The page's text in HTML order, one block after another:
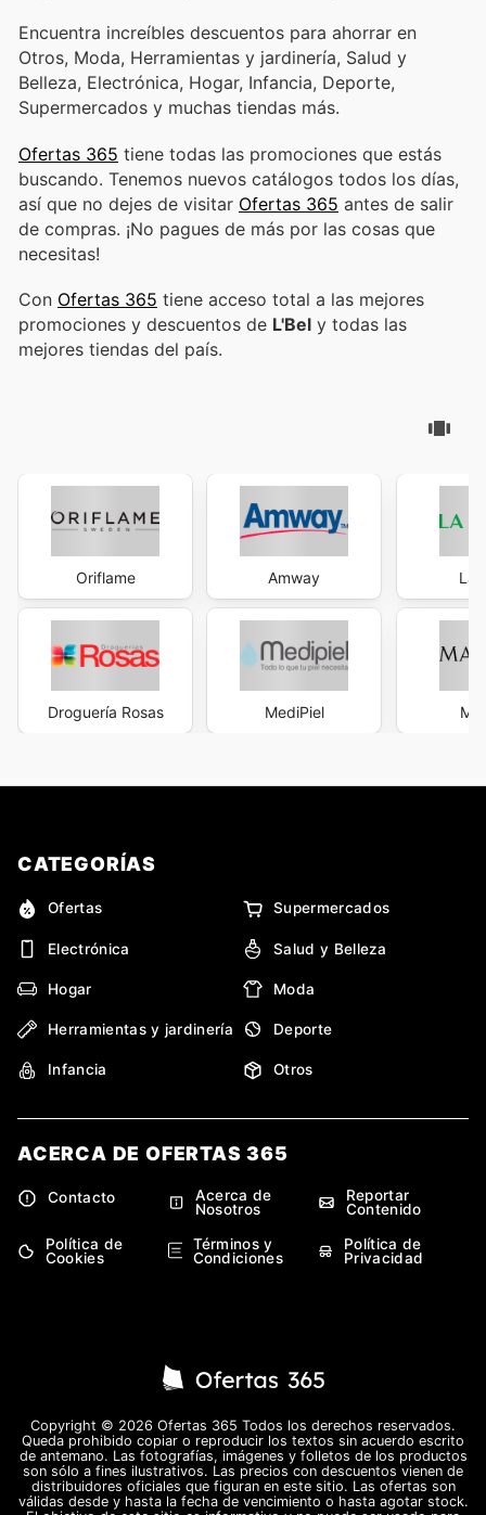
Encuentra increíbles descuentos para ahorrar en
Otros, Moda, Herramientas y jardinería, Salud y
Belleza, Electrónica, Hogar, Infancia, Deporte,
Supermercados y muchas tiendas más.
Ofertas 365 tiene todas las promociones que estás
buscando. Tenemos nuevos catálogos todos los días,
así que no dejes de visitar Ofertas 365 antes de salir
de compras. ¡No pagues de más por las cosas que
necesitas!
Con Ofertas 365 tiene acceso total a las mejores
promociones y descuentos de L'Bel y todas las
mejores tiendas del país.
Oriflame
Droguería Rosas
Amway
MediPiel
La
CATEGORÍAS
Ofertas Supermercados
Electrónica Salud y Belleza
Hogar Moda
Herramientas y jardinería Deporte
Infancia Otros
ACERCA DE OFERTAS 365
Contacto
Acerca de
Nosotros
Reportar
Contenido
Política de
Cookies
Términos y
Condiciones
Política de
Privacidad
Copyright © 2026 Ofertas 365 Todos los derechos reservados.
Queda prohibido copiar o reproducir los textos sin acuerdo escrito
de antemano. Las fotografías, imágenes y folletos de los productos
son sólo a fines ilustrativos. Las precios con descuentos vienen de
distribuidores oficiales que figuran en este sitio. Las ofertas son
válidas desde y hasta la fecha de vencimiento o hasta agotar stock.